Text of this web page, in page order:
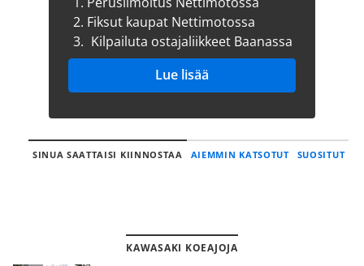
2. Fiksut kaupat Nettimotossa
3. Kilpailuta ostajaliikkeet Baanassa
Lue lisää
SINUA SAATTAISI KIINNOSTAA AIEMMIN KATSOTUT SUOSITUT
KAWASAKI KOEAJOJA